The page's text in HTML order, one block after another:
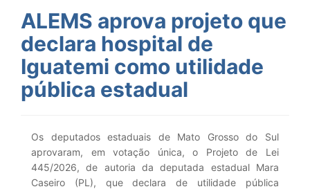
ALEMS aprova projeto que
declara hospital de
Iguatemi como utilidade
pública estadual
Os deputados estaduais de Mato Grosso do Sul
aprovaram, em votação única, o Projeto de Lei
445/2026, de autoria da deputada estadual Mara
Caseiro (PL), que declara de utilidade pública